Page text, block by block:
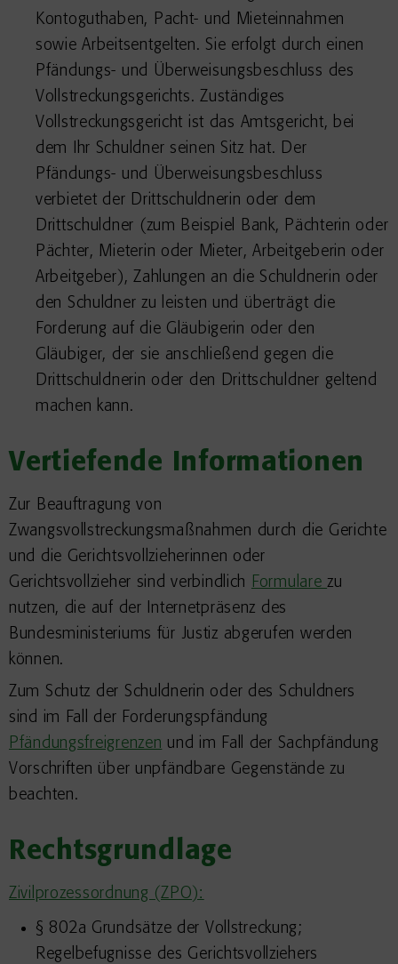
Kontoguthaben, Pacht- und Mieteinnahmen
sowie Arbeitsentgelten. Sie erfolgt durch einen
Pfändungs- und Überweisungsbeschluss des
Vollstreckungsgerichts. Zuständiges
Vollstreckungsgericht ist das Amtsgericht, bei
dem Ihr Schuldner seinen Sitz hat. Der
Pfändungs- und Überweisungsbeschluss
verbietet der Drittschuldnerin oder dem
Drittschuldner (zum Beispiel Bank, Pächterin oder
Pächter, Mieterin oder Mieter, Arbeitgeberin oder
Arbeitgeber), Zahlungen an die Schuldnerin oder
den Schuldner zu leisten und überträgt die
Forderung auf die Gläubigerin oder den
Gläubiger, der sie anschließend gegen die
Drittschuldnerin oder den Drittschuldner geltend
machen kann.
Vertiefende Informationen
Zur Beauftragung von
Zwangsvollstreckungsmaßnahmen durch die Gerichte
und die Gerichtsvollzieherinnen oder
Gerichtsvollzieher sind verbindlich Formularezu
nutzen, die auf der Internetpräsenz des
Bundesministeriums für Justiz abgerufen werden
können.
Zum Schutz der Schuldnerin oder des Schuldners
sind im Fall der Forderungspfändung
Pfändungsfreigrenzen und im Fall der Sachpfändung
Vorschriften über unpfändbare Gegenstände zu
beachten.
Rechtsgrundlage
Zivilprozessordnung (ZPO):
§ 802a Grundsätze der Vollstreckung;
Regelbefugnisse des Gerichtsvollziehers